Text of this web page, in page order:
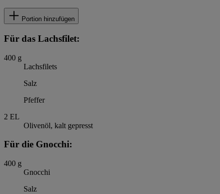
Portion hinzufügen
Für das Lachsfilet:
400 g
Lachsfilets
Salz
Pfeffer
2 EL
Olivenöl, kalt gepresst
Für die Gnocchi:
400 g
Gnocchi
Salz